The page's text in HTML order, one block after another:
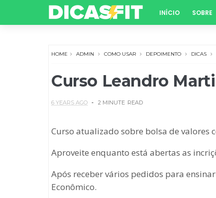
INÍCIO SOBRE
HOME ADMIN COMO USAR DEPOIMENTO DICAS
Curso Leandro
6 YEARS AGO 2 MINUTE READ
Curso atualizado sobre bolsa de
Aproveite enquanto está abertas as
Após receber vários pedidos para
Econômico.